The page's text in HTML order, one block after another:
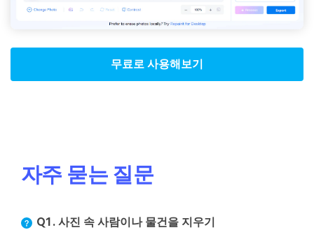
무료로 사용해보기
자주 묻는 질문
Q1. 사진 속 사람이나 물건을 지우기